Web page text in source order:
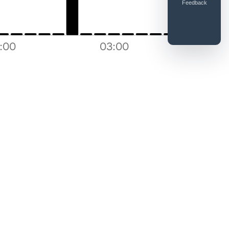
03:00
Feedback